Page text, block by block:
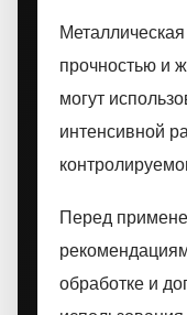
прочностью и
могут
интенсивной
Перед
обработке и